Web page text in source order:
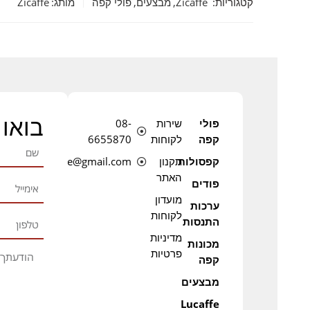
פולי
קפה
קפסולות
פודים
ערכות
התנסות
מכונות
קפה
מבצעים
Lucaffe
שירות
לקוחות
תקנון
האתר
מועדון
לקוחות
מדיניות
פרטיות
08-
6655870
lucafe@gmail.com